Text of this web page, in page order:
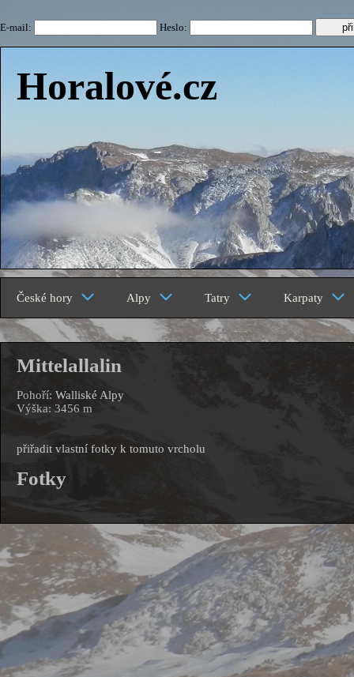
E-mail: Heslo:
Horalové.cz
České hory Alpy Tatry Karpaty
Mittelallalin
Pohoří: Walliské Alpy
Výška: 3456 m
přiřadit vlastní fotky k tomuto vrcholu
Fotky